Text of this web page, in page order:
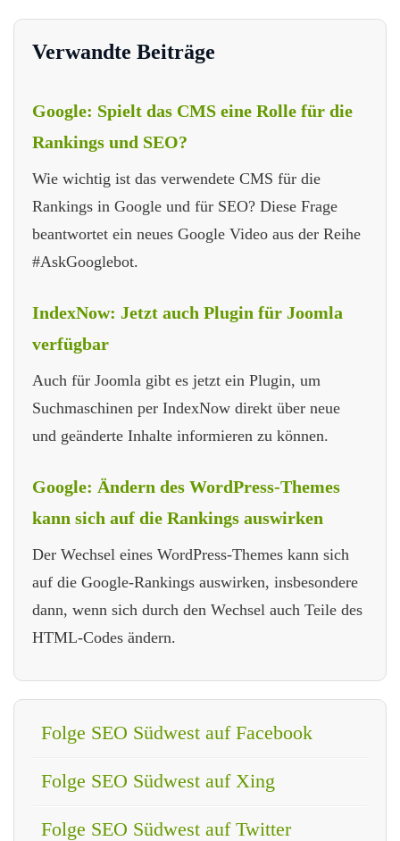
Verwandte Beiträge
Google: Spielt das CMS eine Rolle für die
Rankings und SEO?
Wie wichtig ist das verwendete CMS für die
Rankings in Google und für SEO? Diese Frage
beantwortet ein neues Google Video aus der Reihe
#AskGooglebot.
IndexNow: Jetzt auch Plugin für Joomla
verfügbar
Auch für Joomla gibt es jetzt ein Plugin, um
Suchmaschinen per IndexNow direkt über neue
und geänderte Inhalte informieren zu können.
Google: Ändern des WordPress-Themes
kann sich auf die Rankings auswirken
Der Wechsel eines WordPress-Themes kann sich
auf die Google-Rankings auswirken, insbesondere
dann, wenn sich durch den Wechsel auch Teile des
HTML-Codes ändern.
Folge SEO Südwest auf Facebook
Folge SEO Südwest auf Xing
Folge SEO Südwest auf Twitter